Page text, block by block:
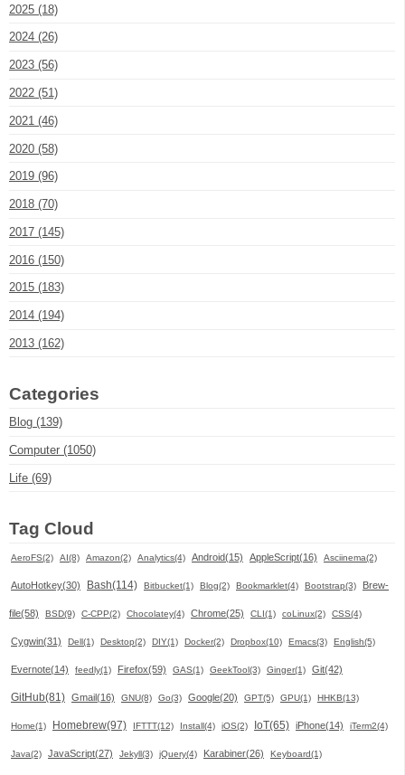
2025 (18)
2024 (26)
2023 (56)
2022 (51)
2021 (46)
2020 (58)
2019 (96)
2018 (70)
2017 (145)
2016 (150)
2015 (183)
2014 (194)
2013 (162)
Categories
Blog (139)
Computer (1050)
Life (69)
Tag Cloud
AeroFS(2) AI(8) Amazon(2) Analytics(4) Android(15) AppleScript(16) Asciinema(2)
AutoHotkey(30) Bash(114) Bitbucket(1) Blog(2) Bookmarklet(4) Bootstrap(3) Brew-
file(58) BSD(9) C-CPP(2) Chocolatey(4) Chrome(25) CLI(1) coLinux(2) CSS(4)
Cygwin(31) Dell(1) Desktop(2) DIY(1) Docker(2) Dropbox(10) Emacs(3) English(5)
Evernote(14) feedly(1) Firefox(59) GAS(1) GeekTool(3) Ginger(1) Git(42)
GitHub(81) Gmail(16) GNU(8) Go(3) Google(20) GPT(5) GPU(1) HHKB(13)
Home(1) Homebrew(97) IFTTT(12) Install(4) iOS(2) IoT(65) iPhone(14) iTerm2(4)
Java(2) JavaScript(27) Jekyll(3) jQuery(4) Karabiner(26) Keyboard(1)